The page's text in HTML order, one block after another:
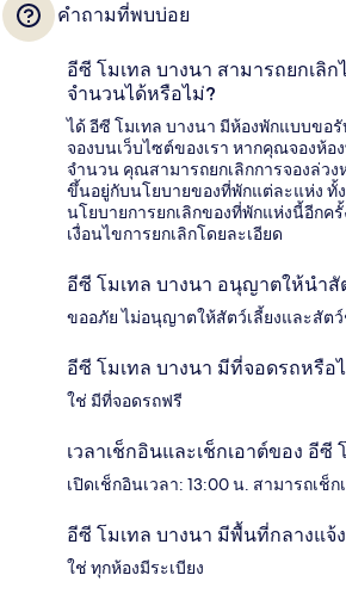
คำถามที่พบบ่อย
อีซี โมเทล บางนา สามารถยกเลิก
จำนวนได้หรือไม่?
ได้ อีซี โมเทล บางนา มีห้องพักแบบขอ
จองบนเว็บไซต์ของเรา หากคุณจองห้อ
จำนวน คุณสามารถยกเลิกการจองล่ว
ขึ้นอยู่กับนโยบายของที่พักแต่ละแห่ง ทั้
นโยบายการยกเลิกของที่พักแห่งนี้อีกค
เงื่อนไขการยกเลิกโดยละเอียด
อีซี โมเทล บางนา อนุญาตให้นำสั
ขออภัย ไม่อนุญาตให้สัตว์เลี้ยงและสัต
อีซี โมเทล บางนา มีที่จอดรถหรือ
ใช่ มีที่จอดรถฟรี
เวลาเช็กอินและเช็กเอาต์ของ อีซี
เปิดเช็กอินเวลา: 13:00 น. สามารถเช็ก
อีซี โมเทล บางนา มีพื้นที่กลางแจ้
ใช่ ทุกห้องมีระเบียง